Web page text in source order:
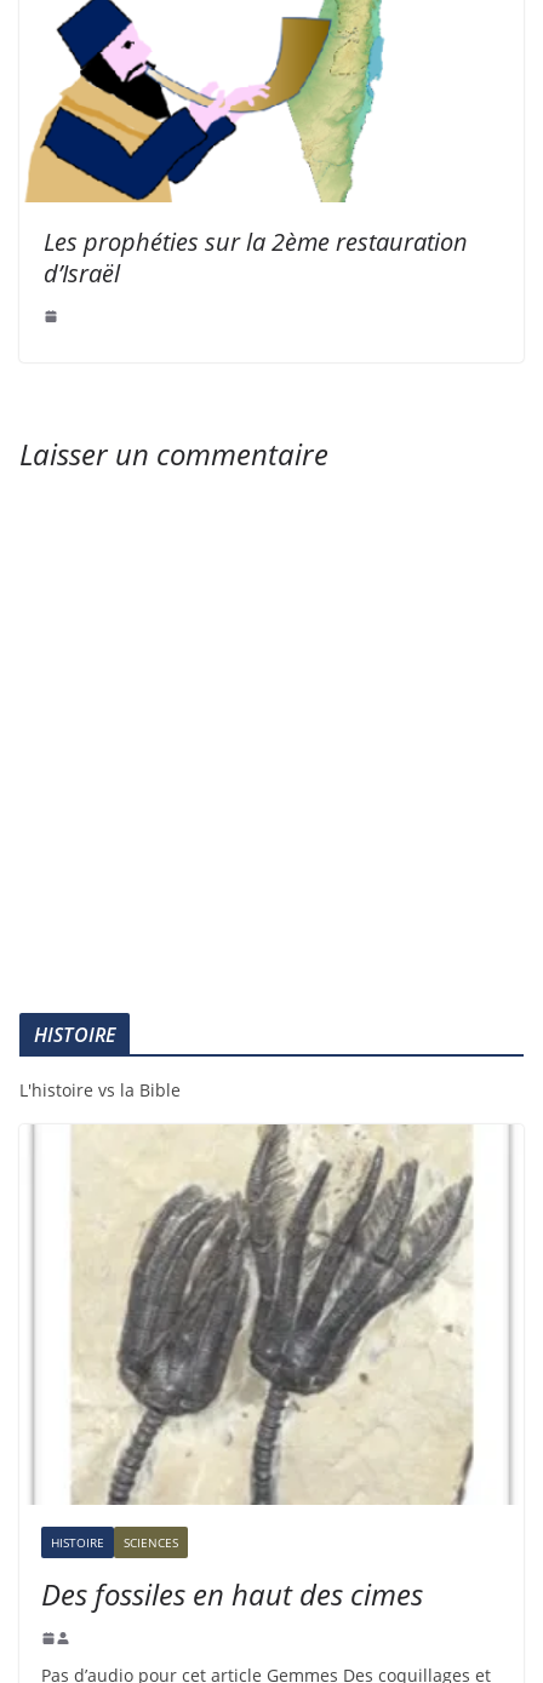
Les prophéties sur la 2ème restauration
d’Israël
Laisser un commentaire
HISTOIRE
L'histoire vs la Bible
HISTOIRE SCIENCES
Des fossiles en haut des cimes
Pas d’audio pour cet article Gemmes Des coquillages et